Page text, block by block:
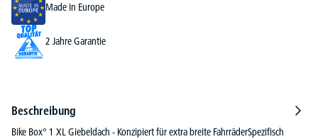
Made in Europe
2 Jahre Garantie
Beschreibung
Bike Box° 1 XL Giebeldach - Konzipiert für extra breite FahrräderSpezifisch